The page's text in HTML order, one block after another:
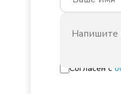
Согласен с